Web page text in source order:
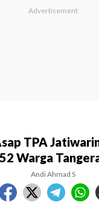
TPA
Warga
Andi Ahmad S